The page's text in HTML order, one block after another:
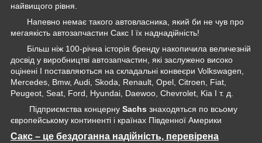
найвищого рівня.
Напевно немає такого автовласника, який би не чув про
мегаякість автозапчастин Сакс І їх наднадійність!
Більш ніж 100-річна історія бренду накопичила величезній
досвід у виробництві автозапчастин, які заслужено високо
оцінені І поставляються на складальні конвеєри Volkswagen,
Mercedes, Bmw, Audi, Skoda, Renault, Opel, Citroen, Fiat,
Peugeot, Seat, Ford, Hyundai, Daewoo, Chevrolet, Kia І т. д.
Підприємства концерну Sachs знаходяться по всьому
європейському континенті і країнах Південної Америки
Сакс – це бездоганна надійність, перевірена